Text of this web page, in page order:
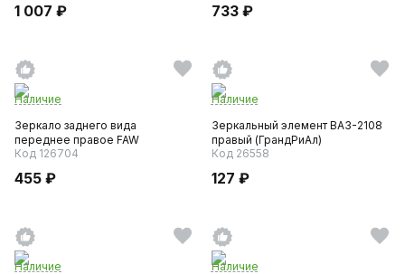
1 007 ₽ 733 ₽
Наличие
Зеркало заднего вида
переднее правое FAW
Код 126704
455 ₽
Наличие
Зеркальный элемент ВАЗ-2108
правый (ГрандРиАл)
Код 26558
127 ₽
Наличие
Наличие